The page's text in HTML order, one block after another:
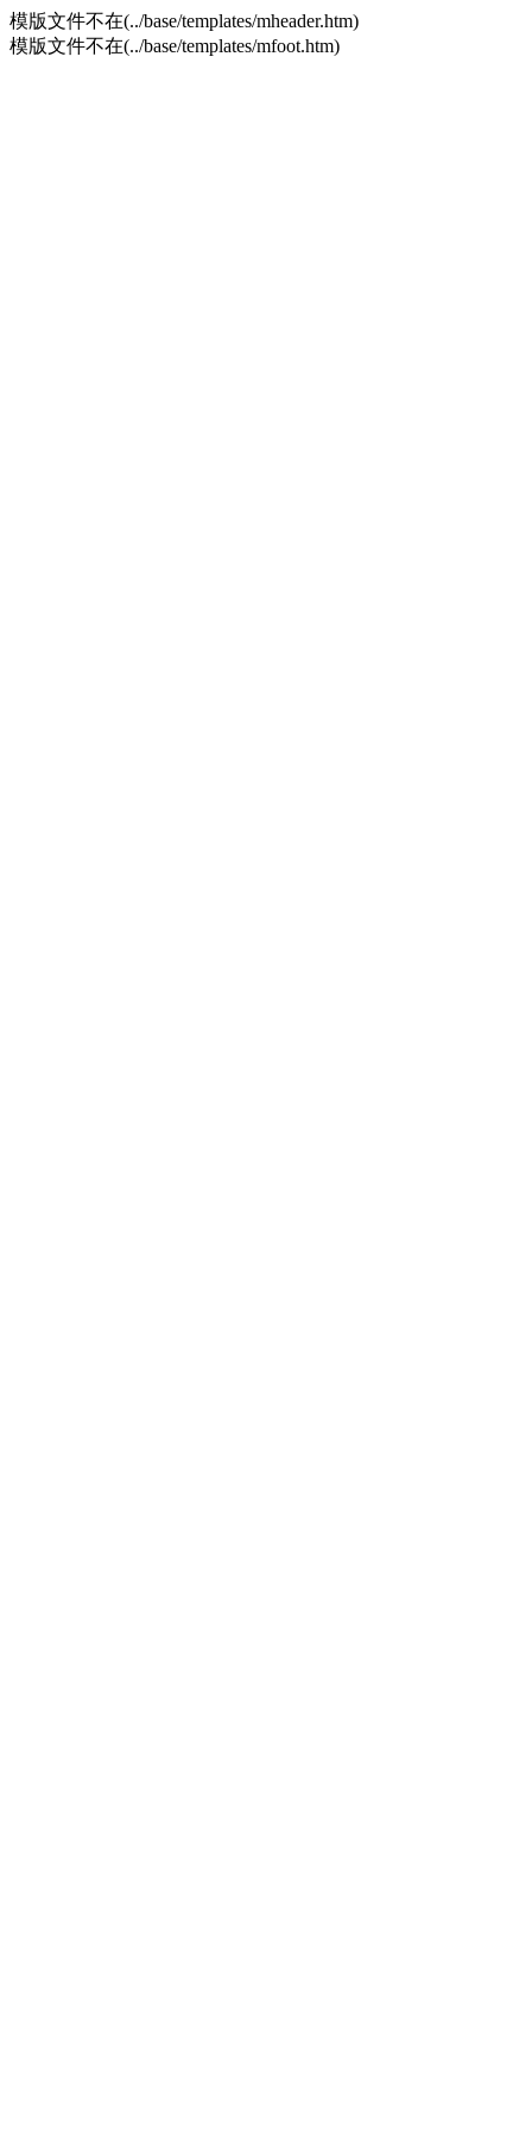
模版文件不在(../base/templates/mheader.htm)
模版文件不在(../base/templates/mfoot.htm)